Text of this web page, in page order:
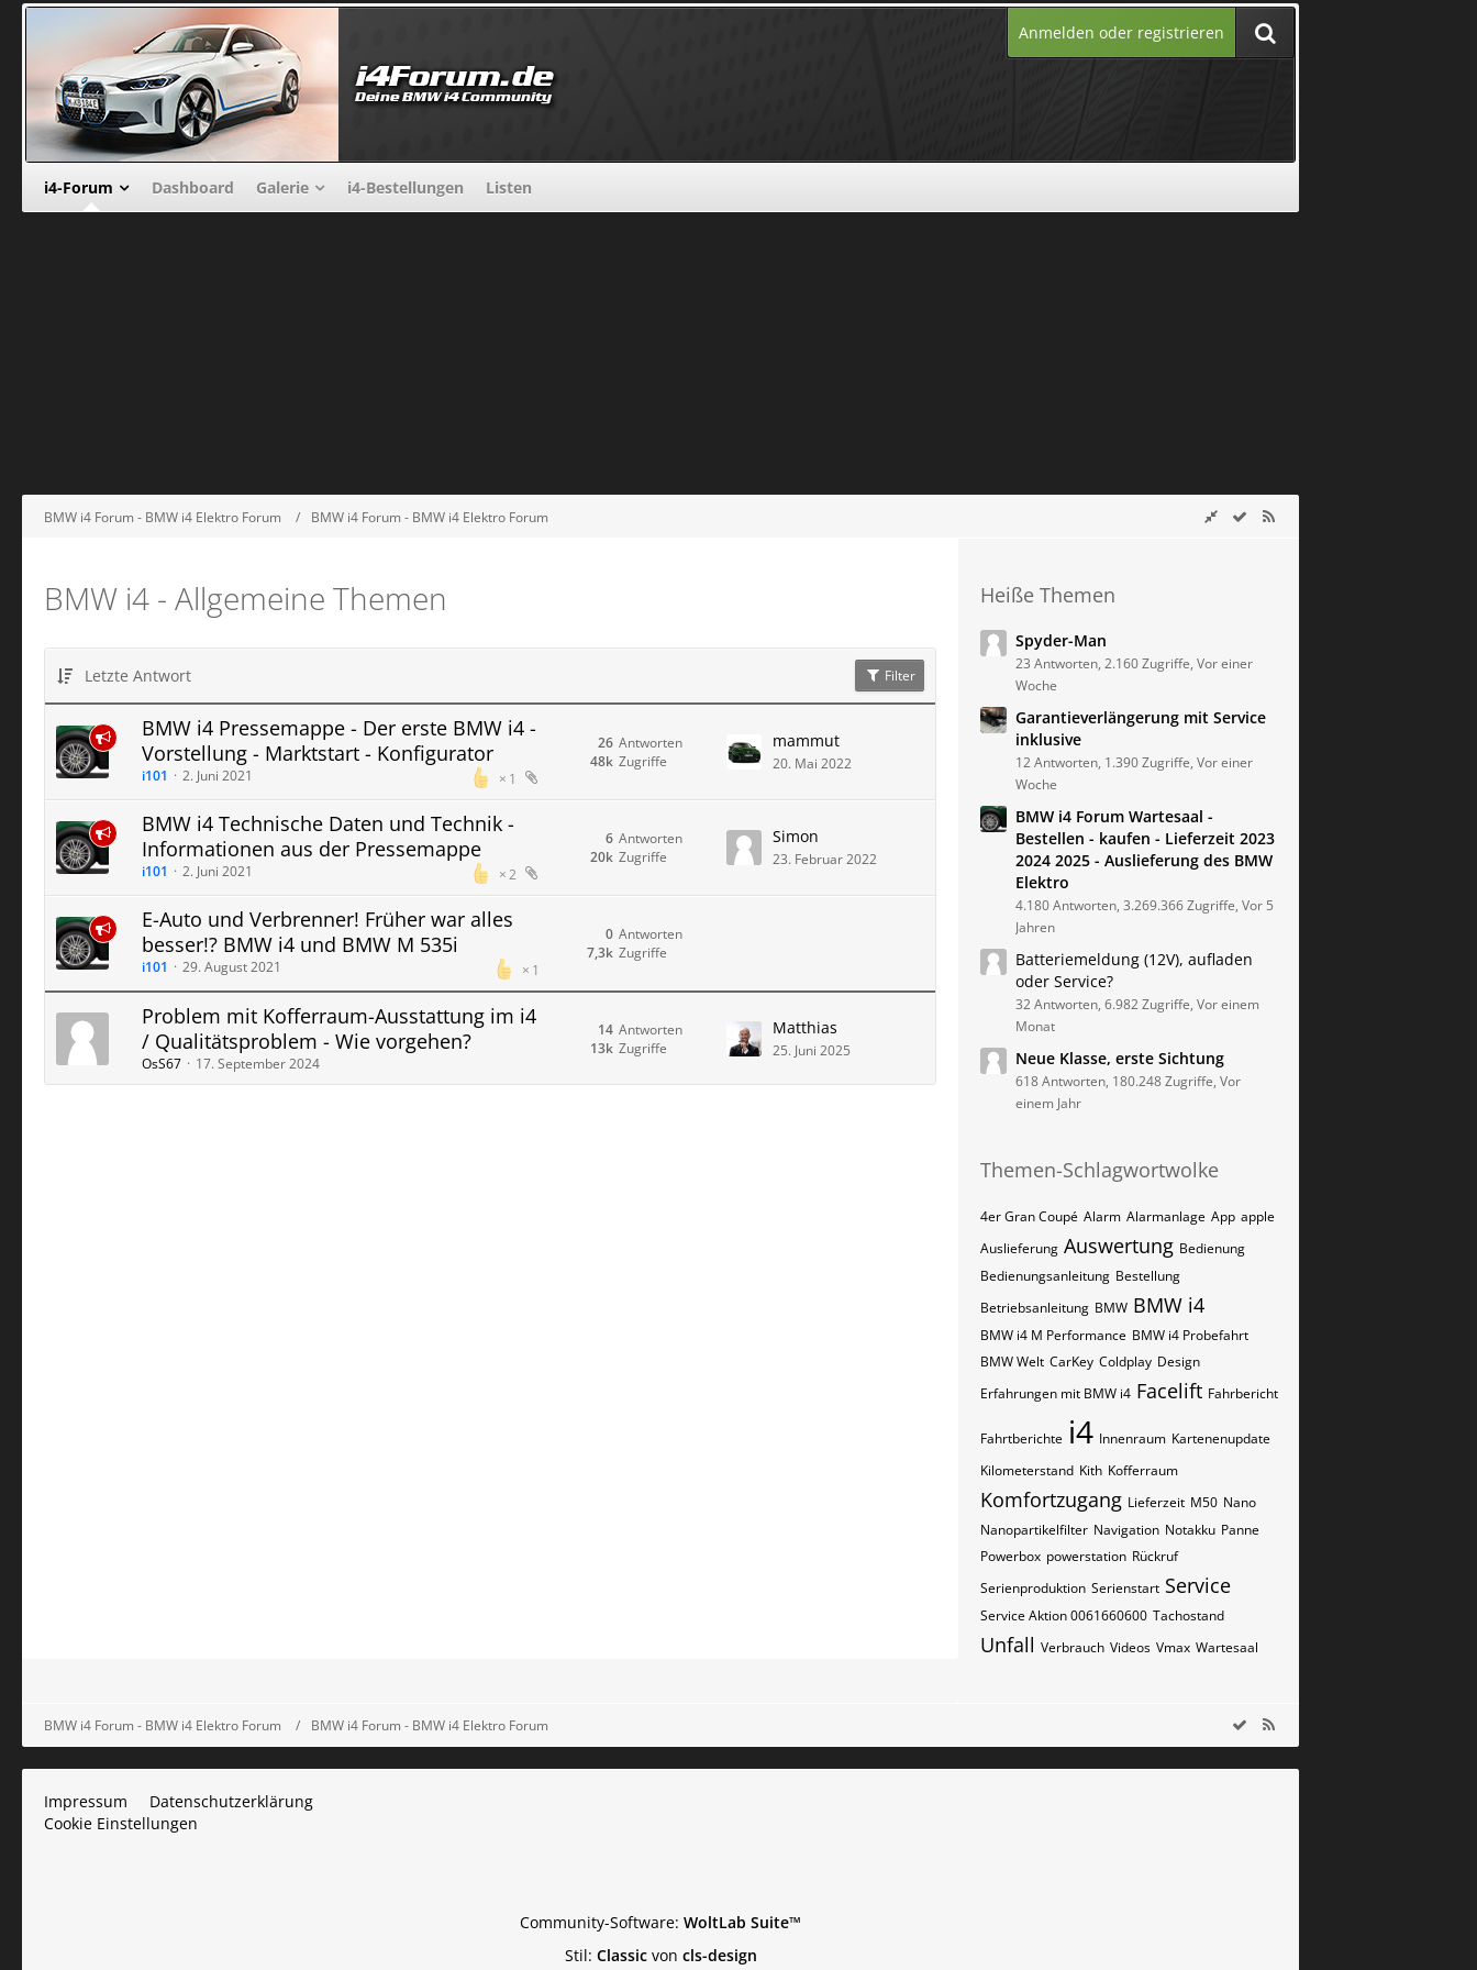
Anmelden oder registrieren
i4-Forum Dashboard Galerie i4-Bestellungen Listen
BMW i4 Forum - BMW i4 Elektro Forum BMW i4 Forum - BMW i4 Elektro Forum
BMW i4 - Allgemeine Themen
Letzte Antwort Filter
BMW i4 Pressemappe - Der erste BMW i4 -
Vorstellung - Marktstart - Konfigurator
1
i101 2. Juni 2021
Antworten
26
Zugriffe
48k
mammut
20. Mai 2022
BMW i4 Technische Daten und Technik -
Informationen aus der Pressemappe
2
i101 2. Juni 2021
Antworten
6
Zugriffe
20k
Simon
23. Februar 2022
E-Auto und Verbrenner! Früher war alles
besser!? BMW i4 und BMW M 535i
1
i101 29. August 2021
Antworten
0
Zugriffe
7,3k
Problem mit Kofferraum-Ausstattung im i4
/ Qualitätsproblem - Wie vorgehen?
OsS67 17. September 2024
Antworten
14
Zugriffe
13k
Matthias
25. Juni 2025
Heiße Themen
Spyder-Man
23 Antworten, 2.160 Zugriffe, Vor einer
Woche
Garantieverlängerung mit Service
inklusive
12 Antworten, 1.390 Zugriffe, Vor einer
Woche
BMW i4 Forum Wartesaal -
Bestellen - kaufen - Lieferzeit 2023
2024 2025 - Auslieferung des BMW
Elektro
4.180 Antworten, 3.269.366 Zugriffe, Vor 5
Jahren
Batteriemeldung (12V), aufladen
oder Service?
32 Antworten, 6.982 Zugriffe, Vor einem
Monat
Neue Klasse, erste Sichtung
618 Antworten, 180.248 Zugriffe, Vor
einem Jahr
Themen-Schlagwortwolke
4er Gran Coupé Alarm Alarmanlage App apple
Auslieferung Auswertung Bedienung
Bedienungsanleitung Bestellung
Betriebsanleitung BMW BMW i4
BMW i4 M Performance BMW i4 Probefahrt
BMW Welt CarKey Coldplay Design
Erfahrungen mit BMW i4 Facelift Fahrbericht
Fahrtberichte i4 Innenraum Kartenenupdate
Kilometerstand Kith Kofferraum
Komfortzugang Lieferzeit M50 Nano
Nanopartikelfilter Navigation Notakku Panne
Powerbox powerstation Rückruf
Serienproduktion Serienstart Service
Service Aktion 0061660600 Tachostand
Unfall Verbrauch Videos Vmax Wartesaal
BMW i4 Forum - BMW i4 Elektro Forum BMW i4 Forum - BMW i4 Elektro Forum
Impressum
Datenschutzerklärung
Cookie Einstellungen
Community-Software: WoltLab Suite™
Stil: Classicvon cls-design